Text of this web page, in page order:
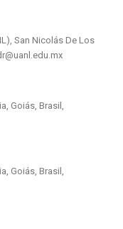
San Nicolás De Los
Goiás, Brasil,
Goiás, Brasil,